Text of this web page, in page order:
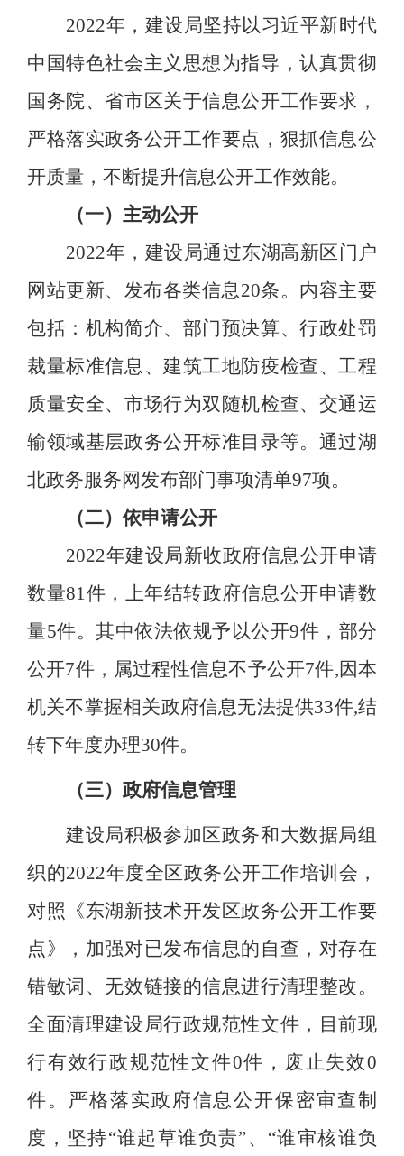
2022年，建设局坚持以习近平新时代
中国特色社会主义思想为指导，认真贯彻
国务院、省市区关于信息公开工作要求，
严格落实政务公开工作要点，狠抓信息公
开质量，不断提升信息公开工作效能。
（一） 主动公开
2022年，建设局通过东湖高新区门户
网站更新、发布各类信息20条。内容主要
包括：机构简介、部门预决算、行政处罚
裁量标准信息、建筑工地防疫检查、工程
质量安全、市场行为双随机检查、交通运
输领域基层政务公开标准目录等。通过湖
北政务服务网发布部门事项清单97项。
（二）依申请公开
2022年建设局新收政府信息公开申请
数量81件 ，上年结转政府信息公开申请数
量5件。 其中依法依规予以公开9件，部分
公开7件，属过程性信息不予公开7件,因本
机关不掌握相关政府信息无法提供33件,结
转下年度办理30件。
（三）政府信息管理
建设局积极参加区政务和大数据局组
织的2022年度全区政务公开工作培训会，
对照《东湖新技术开发区政务公开工作要
点》，加强对已发布信息的自查，对存在
错敏词、无效链接的信息进行清理整改。
全面清理建设局行政规范性文件，目前现
行有效行政规范性文件0件，废止失效0
件。严格落实政府信息公开保密审查制
度，坚持“谁起草谁负责”、“谁审核谁负